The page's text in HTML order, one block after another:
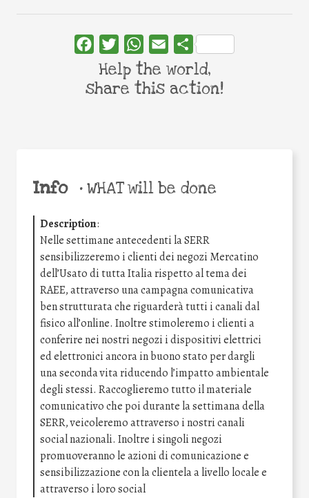
Info •WHAT will be done
Description:
Nelle settimane antecedenti la SERR
sensibilizzeremo i clienti dei negozi Mercatino
dell’Usato di tutta Italia rispetto al tema dei
RAEE, attraverso una campagna comunicativa
ben strutturata che riguarderà tutti i canali dal
fisico all’online. Inoltre stimoleremo i clienti a
conferire nei nostri negozi i dispositivi elettrici
ed elettronici ancora in buono stato per dargli
una seconda vita riducendo l’impatto ambientale
degli stessi. Raccoglieremo tutto il materiale
comunicativo che poi durante la settimana della
SERR, veicoleremo attraverso i nostri canali
social nazionali. Inoltre i singoli negozi
promuoveranno le azioni di comunicazione e
sensibilizzazione con la clientela a livello locale e
attraverso i loro social
FacebookTwitterWhatsApp
Email Share
Help the world,
share this action!